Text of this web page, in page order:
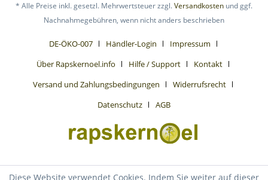
* Alle Preise inkl. gesetzl. Mehrwertsteuer zzgl.Versandkosten und ggf.
Nachnahmegebühren, wenn nicht anders beschrieben
DE-ÖKO-007 Händler-Login
Impressum
Über Rapskernoel.info
Hilfe / Support
Kontakt
Versand und Zahlungsbedingungen
Widerrufsrecht
Datenschutz
AGB
Diese Website verwendet Cookies. Indem Sie weiter auf dieser